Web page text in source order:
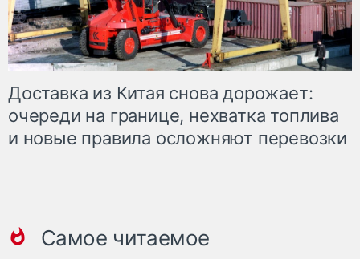
Доставка из Китая снова дорожает:
очереди на границе, нехватка топлива
и новые правила осложняют перевозки
Самое читаемое